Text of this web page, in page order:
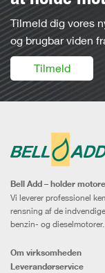
Tilmeld dig vores
og brugbar viden
Tilmeld
Bell Add – holder
Vi leverer professionel
rensning af de
benzin- og dieselmotorer.
Om virksomheden
Leverandørservice